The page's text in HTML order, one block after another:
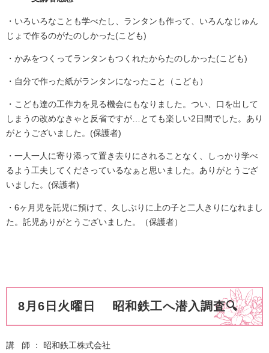
・いろいろなことも学べたし、ランタンも作って、いろんなじゅん
じょで作るのがたのしかった​(こども)​
・かみをつくってランタンもつくれたからたのしかった(こども)
​・自分で作った紙がランタンになったこと（こども）
・こども達の工作力を見る機会にもなりました。つい、口を出して
しまうの改めなきゃと反省ですが…とても楽しい2日間でした。あり
がとうございました。(保護者)
・一人一人に寄り添って置き去りにされることなく、しっかり学べ
るよう工夫してくださっているなぁと思いました。ありがとうござ
いました。(保護者)​​
​・6ヶ月児を託児に預けて、久しぶりに上の子と二人きりになれまし
た。託児ありがとうございました。（保護者）
8月6日火曜日 昭和鉄工へ潜入調査🔍
講 師 ： 昭和鉄工株式会社